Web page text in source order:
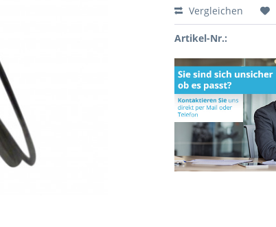
Vergleichen
Artikel-Nr.: